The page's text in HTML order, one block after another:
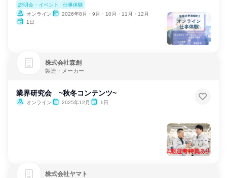
説明会・イベント
仕事体験
オンライン
2026年8月・9月・10月・11月・12月
1日
株式会社森創
製造・メーカー
業界研究会 ~秋冬コンテンツ~
オンライン 2025年12月 1日
株式会社ヤマト